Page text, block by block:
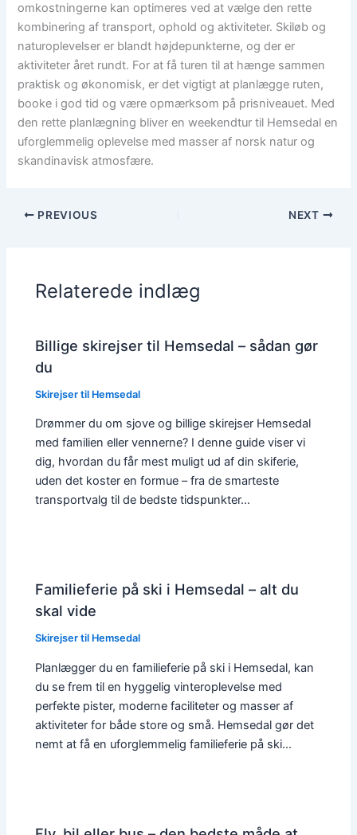
omkostningerne kan optimeres ved at vælge den rette
kombinering af transport, ophold og aktiviteter. Skiløb og
naturoplevelser er blandt højdepunkterne, og der er
aktiviteter året rundt. For at få turen til at hænge sammen
praktisk og økonomisk, er det vigtigt at planlægge ruten,
booke i god tid og være opmærksom på prisniveauet. Med
den rette planlægning bliver en weekendtur til Hemsedal en
uforglemmelig oplevelse med masser af norsk natur og
skandinavisk atmosfære.
PREVIOUS NEXT
Relaterede indlæg
Billige skirejser til Hemsedal – sådan gør
du
Skirejser til Hemsedal
Drømmer du om sjove og billige skirejser Hemsedal
med familien eller vennerne? I denne guide viser vi
dig, hvordan du får mest muligt ud af din skiferie,
uden det koster en formue – fra de smarteste
transportvalg til de bedste tidspunkter…
Familieferie på ski i Hemsedal – alt du
skal vide
Skirejser til Hemsedal
Planlægger du en familieferie på ski i Hemsedal, kan
du se frem til en hyggelig vinteroplevelse med
perfekte pister, moderne faciliteter og masser af
aktiviteter for både store og små. Hemsedal gør det
nemt at få en uforglemmelig familieferie på ski…